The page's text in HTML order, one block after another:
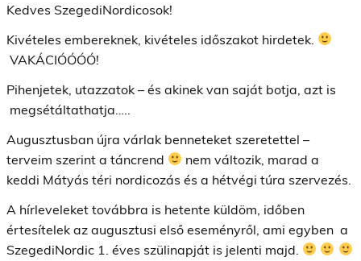
Kedves SzegediNordicosok!
Kivételes embereknek, kivételes időszakot hirdetek.
VAKÁCIÓÓÓÓ!
Pihenjetek, utazzatok – és akinek van saját botja, azt is
megsétáltathatja…..
Augusztusban újra várlak benneteket szeretettel –
terveim szerint a táncrend
nem változik, marad a
keddi Mátyás téri nordicozás és a hétvégi túra szervezés.
A hírleveleket továbbra is hetente küldöm, időben
értesítelek az augusztusi első eseményről, ami egyben a
SzegediNordic 1. éves szülinapját is jelenti majd.